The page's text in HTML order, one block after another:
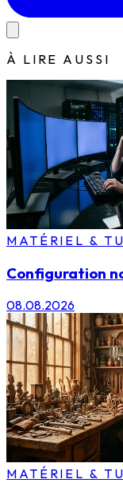
À LIRE AUSSI
MATÉRIEL &
Configuration
08.08.2026
MATÉRIEL &